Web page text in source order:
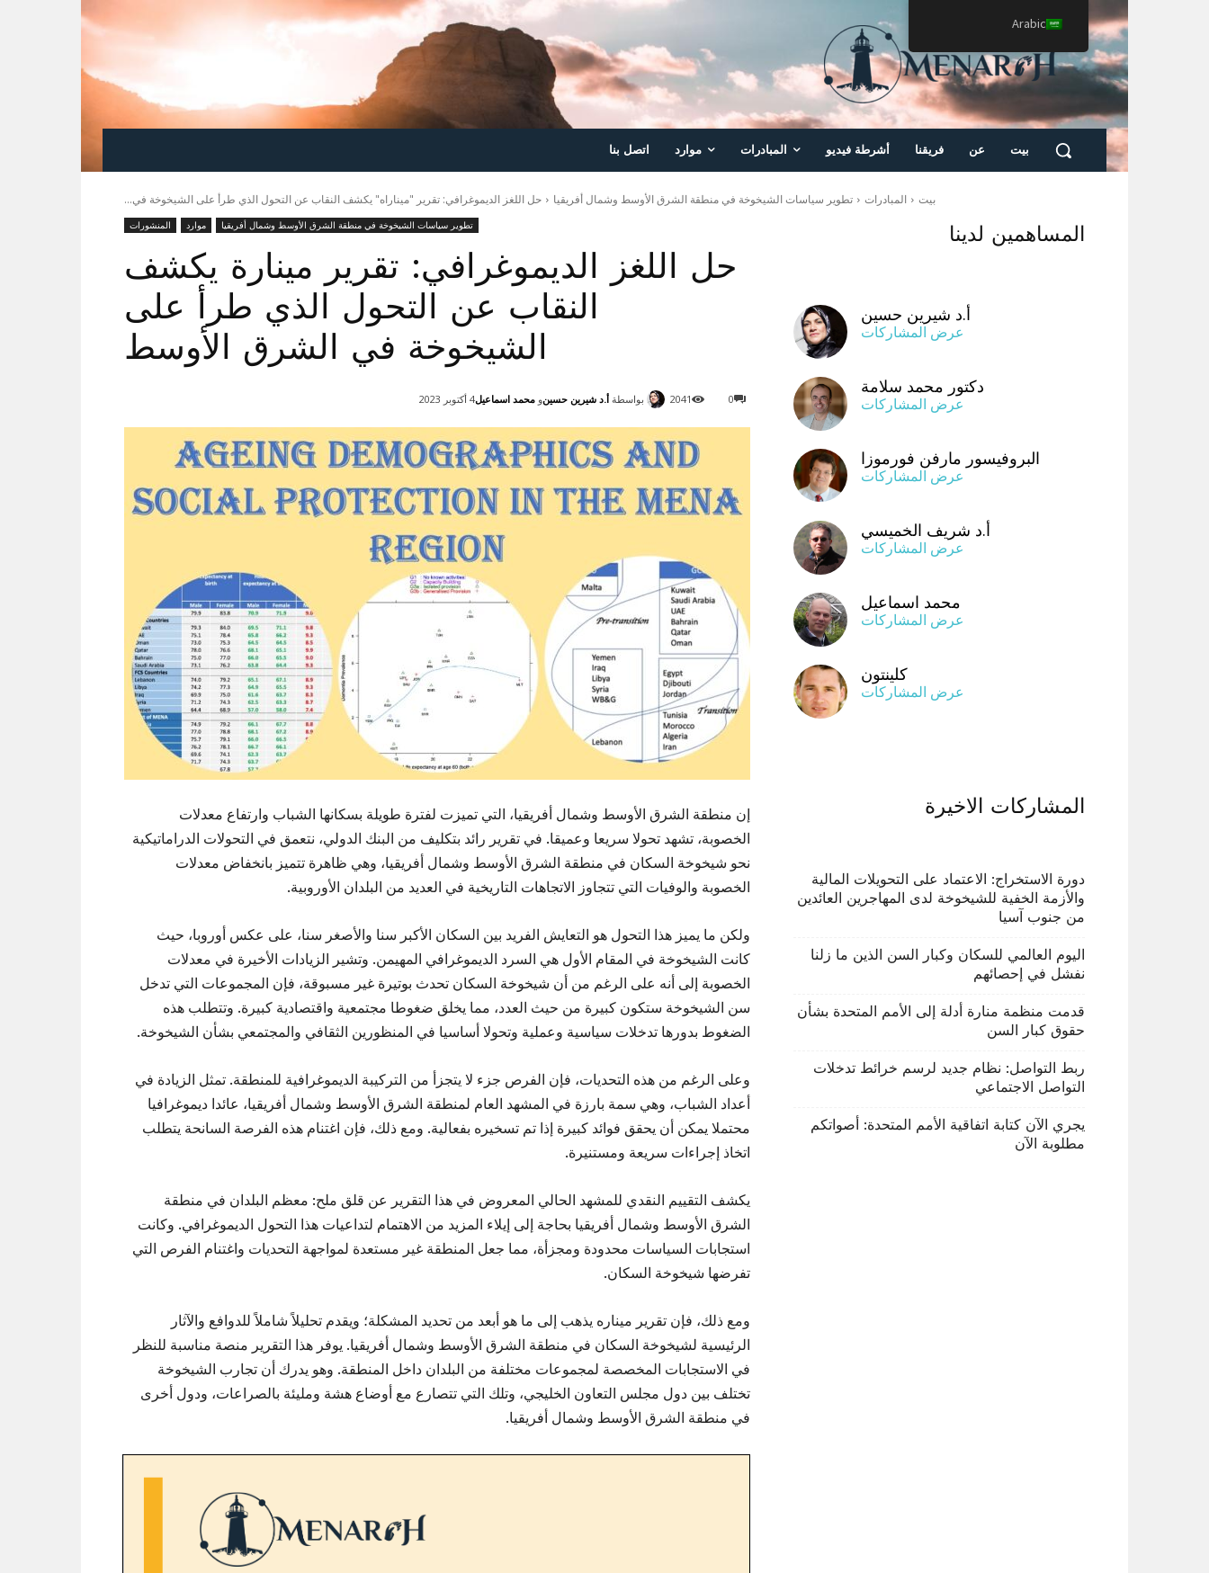
بيت عن فريقنا أشرطة فيديو المبادرات موارد اتصل بنا
بيت المبادرات تطوير سياسات الشيخوخة في منطقة الشرق الأوسط وشمال أفريقيا حل اللغز الديموغرافي: تقرير "ميناراه" يكشف النقاب عن التحول الذي طرأ على الشيخوخة في...
تطوير سياسات الشيخوخة في منطقة الشرق الأوسط وشمال أفريقيا موارد المنشورات
حل اللغز الديموغرافي: تقرير مينارة يكشف
النقاب عن التحول الذي طرأ على
الشيخوخة في الشرق الأوسط
بواسطة أ.د شيرين حسينو محمد اسماعيل4 أكتوبر 2023 0
2041
إن منطقة الشرق الأوسط وشمال أفريقيا، التي تميزت لفترة طويلة بسكانها الشباب وارتفاع معدلات
الخصوبة، تشهد تحولا سريعا وعميقا. في تقرير رائد بتكليف من البنك الدولي، نتعمق في التحولات الدراماتيكية
نحو شيخوخة السكان في منطقة الشرق الأوسط وشمال أفريقيا، وهي ظاهرة تتميز بانخفاض معدلات
الخصوبة والوفيات التي تتجاوز الاتجاهات التاريخية في العديد من البلدان الأوروبية.
ولكن ما يميز هذا التحول هو التعايش الفريد بين السكان الأكبر سنا والأصغر سنا، على عكس أوروبا، حيث
كانت الشيخوخة في المقام الأول هي السرد الديموغرافي المهيمن. وتشير الزيادات الأخيرة في معدلات
الخصوبة إلى أنه على الرغم من أن شيخوخة السكان تحدث بوتيرة غير مسبوقة، فإن المجموعات التي تدخل
سن الشيخوخة ستكون كبيرة من حيث العدد، مما يخلق ضغوطا مجتمعية واقتصادية كبيرة. وتتطلب هذه
الضغوط بدورها تدخلات سياسية وعملية وتحولا أساسيا في المنظورين الثقافي والمجتمعي بشأن الشيخوخة.
وعلى الرغم من هذه التحديات، فإن الفرص جزء لا يتجزأ من التركيبة الديموغرافية للمنطقة. تمثل الزيادة في
أعداد الشباب، وهي سمة بارزة في المشهد العام لمنطقة الشرق الأوسط وشمال أفريقيا، عائدا ديموغرافيا
محتملا يمكن أن يحقق فوائد كبيرة إذا تم تسخيره بفعالية. ومع ذلك، فإن اغتنام هذه الفرصة السانحة يتطلب
اتخاذ إجراءات سريعة ومستنيرة.
يكشف التقييم النقدي للمشهد الحالي المعروض في هذا التقرير عن قلق ملح: معظم البلدان في منطقة
الشرق الأوسط وشمال أفريقيا بحاجة إلى إيلاء المزيد من الاهتمام لتداعيات هذا التحول الديموغرافي. وكانت
استجابات السياسات محدودة ومجزأة، مما جعل المنطقة غير مستعدة لمواجهة التحديات واغتنام الفرص التي
تفرضها شيخوخة السكان.
ومع ذلك، فإن تقرير ميناره يذهب إلى ما هو أبعد من تحديد المشكلة؛ ويقدم تحليلاً شاملاً للدوافع والآثار
الرئيسية لشيخوخة السكان في منطقة الشرق الأوسط وشمال أفريقيا. يوفر هذا التقرير منصة مناسبة للنظر
في الاستجابات المخصصة لمجموعات مختلفة من البلدان داخل المنطقة. وهو يدرك أن تجارب الشيخوخة
تختلف بين دول مجلس التعاون الخليجي، وتلك التي تتصارع مع أوضاع هشة ومليئة بالصراعات، ودول أخرى
في منطقة الشرق الأوسط وشمال أفريقيا.
المساهمين لدينا
أ.د شيرين حسين
عرض المشاركات
دكتور محمد سلامة
عرض المشاركات
البروفيسور مارفن فورموزا
عرض المشاركات
أ.د شريف الخميسي
عرض المشاركات
محمد اسماعيل
عرض المشاركات
كلينتون
عرض المشاركات
المشاركات الاخيرة
دورة الاستخراج: الاعتماد على التحويلات المالية
والأزمة الخفية للشيخوخة لدى المهاجرين العائدين
من جنوب آسيا
اليوم العالمي للسكان وكبار السن الذين ما زلنا
نفشل في إحصائهم
قدمت منظمة منارة أدلة إلى الأمم المتحدة بشأن
حقوق كبار السن
ربط التواصل: نظام جديد لرسم خرائط تدخلات
التواصل الاجتماعي
يجري الآن كتابة اتفاقية الأمم المتحدة: أصواتكم
مطلوبة الآن
Arabic